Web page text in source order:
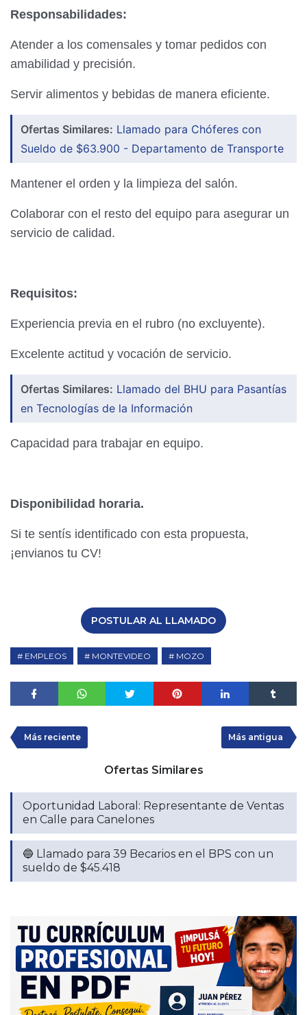
Responsabilidades:
Atender a los comensales y tomar pedidos con
amabilidad y precisión.
Servir alimentos y bebidas de manera eficiente.
Ofertas Similares: Llamado para Chóferes con
Sueldo de $63.900 - Departamento de Transporte
Mantener el orden y la limpieza del salón.
Colaborar con el resto del equipo para asegurar un
servicio de calidad.
Requisitos:
Experiencia previa en el rubro (no excluyente).
Excelente actitud y vocación de servicio.
Ofertas Similares: Llamado del BHU para Pasantías
en Tecnologías de la Información
Capacidad para trabajar en equipo.
Disponibilidad horaria.
Si te sentís identificado con esta propuesta,
¡envianos tu CV!
POSTULAR AL LLAMADO
EMPLEOS MONTEVIDEO MOZO
Más reciente Más antigua
Ofertas Similares
Oportunidad Laboral: Representante de Ventas
en Calle para Canelones
🔵 Llamado para 39 Becarios en el BPS con un
sueldo de $45.418